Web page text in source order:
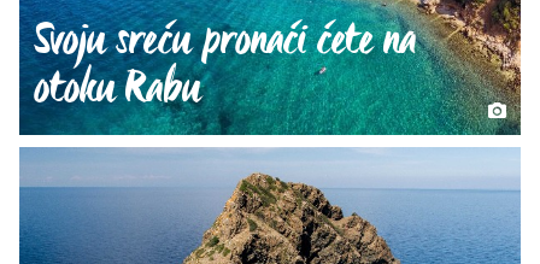
Svoju sreću pronaći ćete na
otoku Rabu